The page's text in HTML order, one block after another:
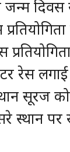
दिवस
रेस
सूरज को
स्थान पर